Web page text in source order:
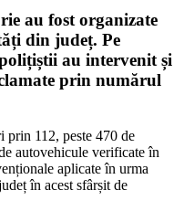
au fost organizate
din județ. Pe
au intervenit și
prin numărul
prin 112, peste 470 de
autovehicule verificate în
aplicate în urma
în acest sfârșit de